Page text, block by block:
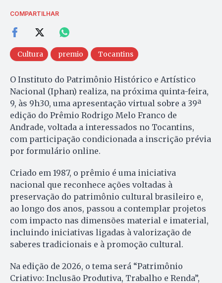
COMPARTILHAR
Cultura premio Tocantins
O Instituto do Patrimônio Histórico e Artístico
Nacional (Iphan) realiza, na próxima quinta-feira,
9, às 9h30, uma apresentação virtual sobre a 39ª
edição do Prêmio Rodrigo Melo Franco de
Andrade, voltada a interessados no Tocantins,
com participação condicionada a inscrição prévia
por formulário online.
Criado em 1987, o prêmio é uma iniciativa
nacional que reconhece ações voltadas à
preservação do patrimônio cultural brasileiro e,
ao longo dos anos, passou a contemplar projetos
com impacto nas dimensões material e imaterial,
incluindo iniciativas ligadas à valorização de
saberes tradicionais e à promoção cultural.
Na edição de 2026, o tema será “Patrimônio
Criativo: Inclusão Produtiva, Trabalho e Renda”,